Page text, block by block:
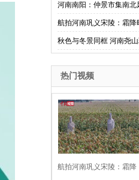
河南南阳：仲景市集南
航拍河南巩义宋陵：霜降
秋色与冬景同框 河南尧
热门视频
航拍河南巩义宋陵：霜降